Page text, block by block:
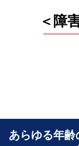
＜障
あらゆる年